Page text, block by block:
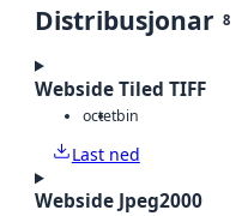
Distribusjonar 8
Webside Tiled TIFF
octetbin
Last ned
Webside Jpeg2000